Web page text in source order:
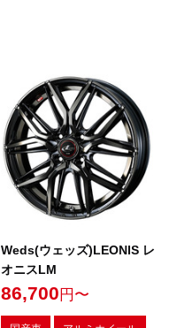
Weds(ウェッズ)LEONIS レ
オニスLM
86,700 円〜